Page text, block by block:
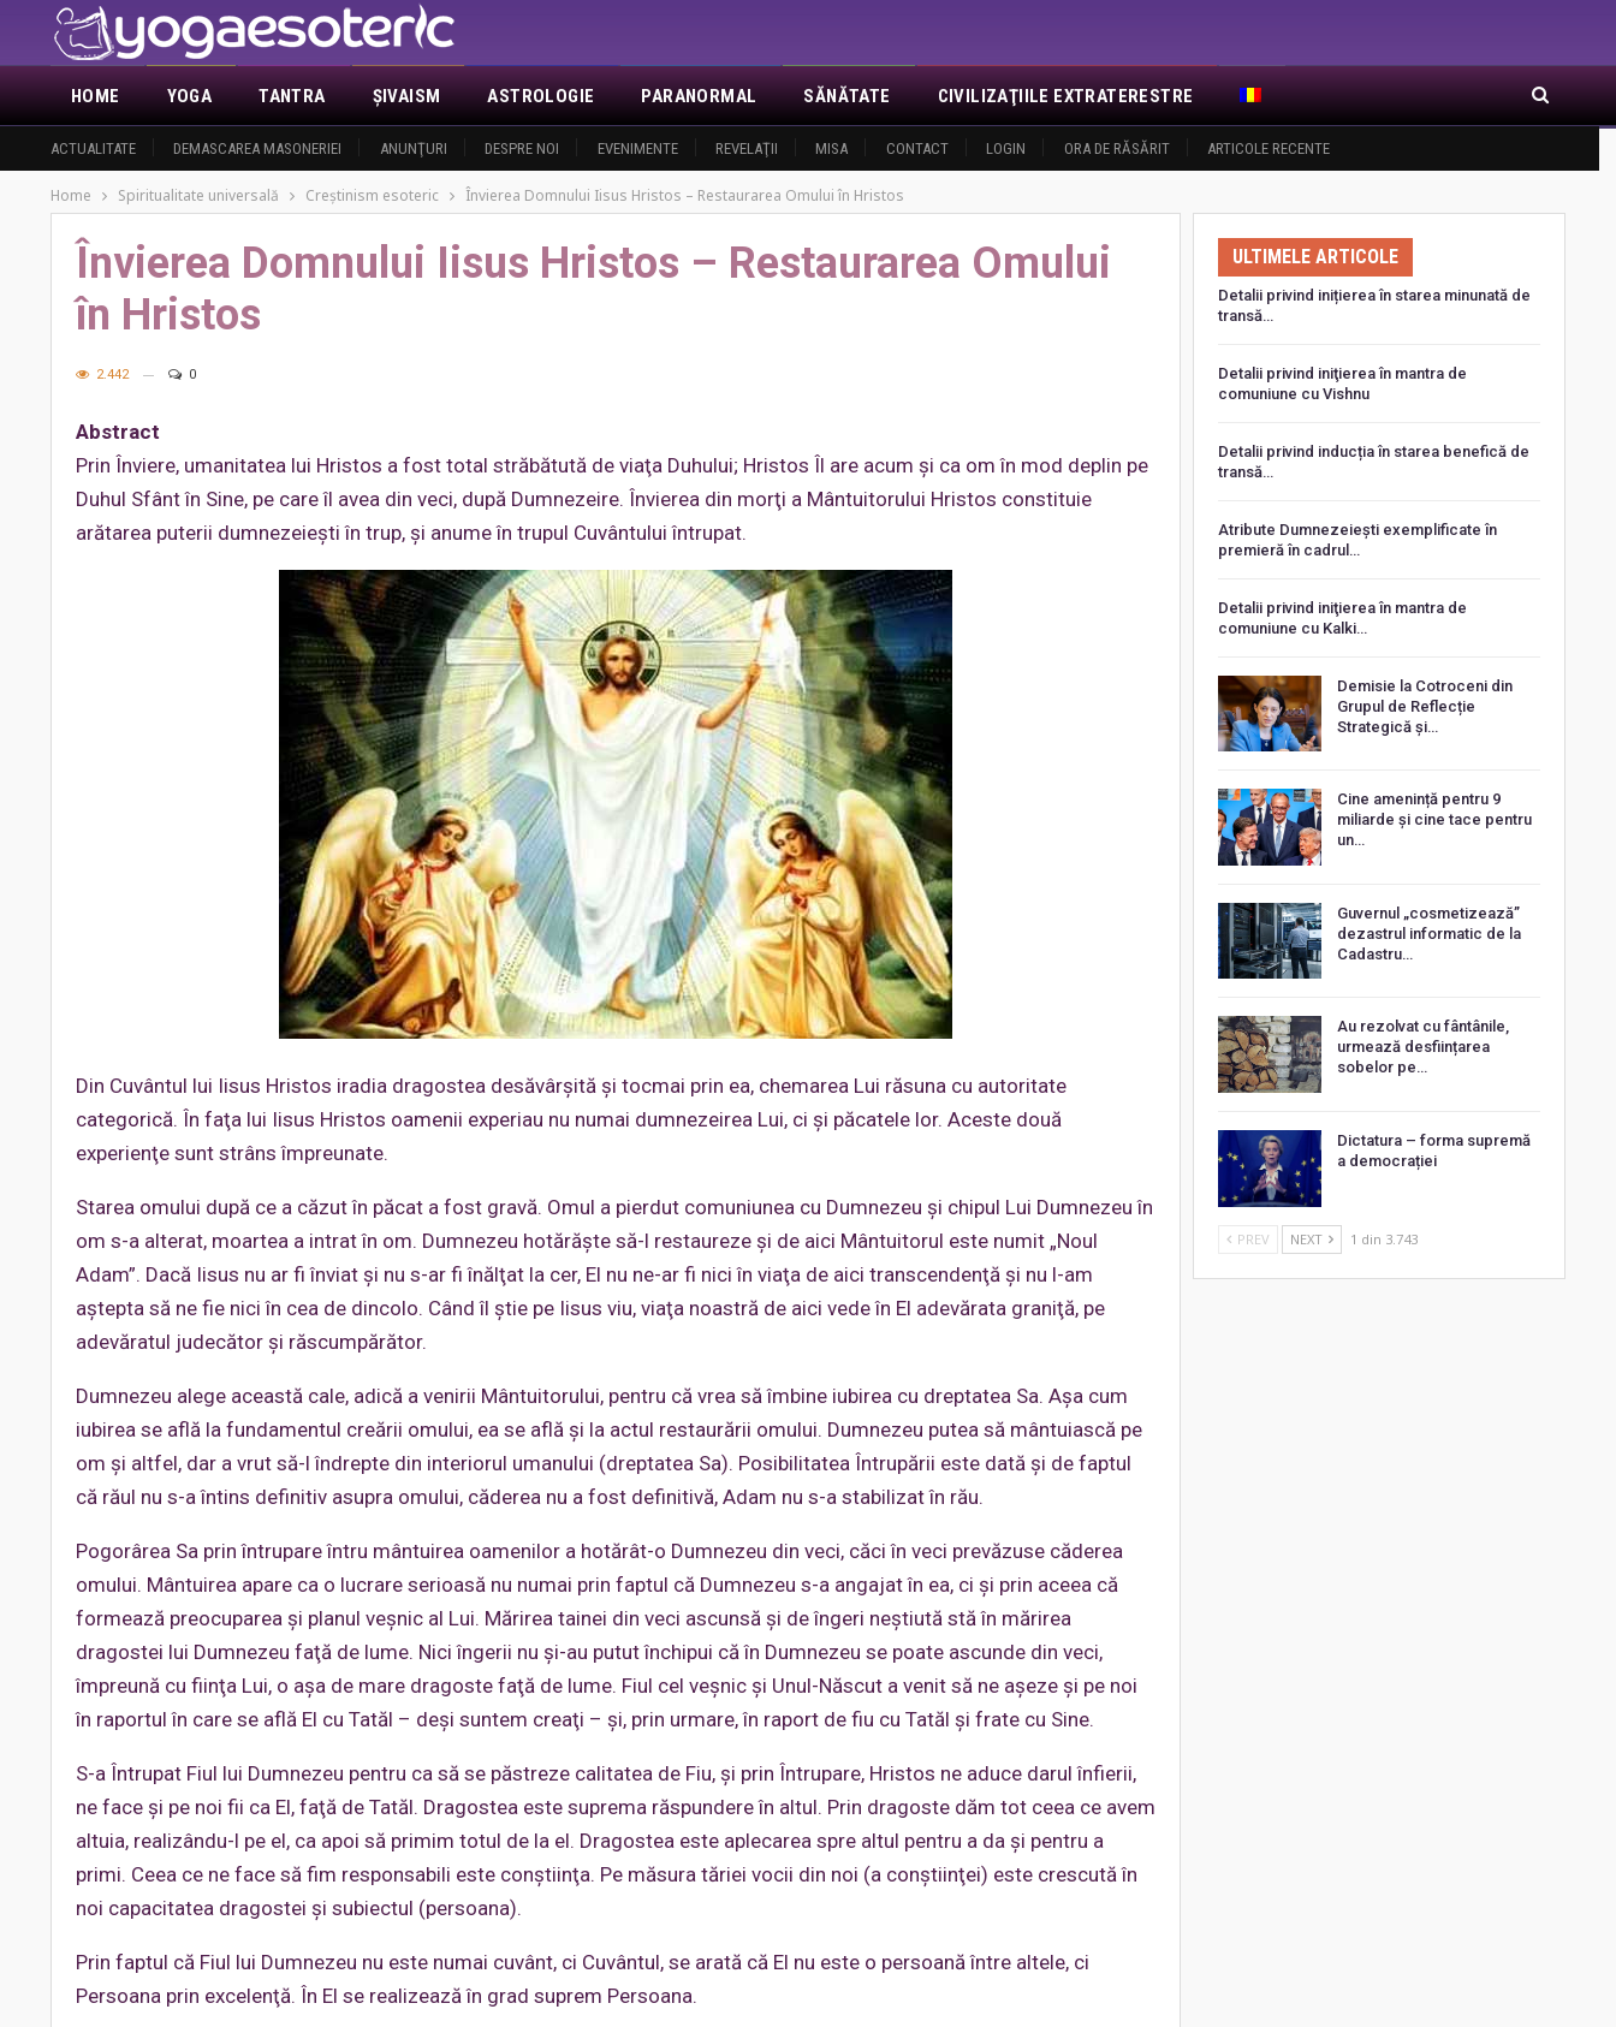
HOME
ACTUALITATE DEMASCAREA MASONERIEI ANUNŢURI DESPRE NOI EVENIMENTE REVELAŢII MISA CONTACT LOGIN ORA DE RĂSĂRIT ARTICOLE RECENTE
YOGA TANTRA ŞIVAISM ASTROLOGIE PARANORMAL SĂNĂTATE CIVILIZAŢIILE EXTRATERESTRE
Home Spiritualitate universală Creştinism esoteric Învierea Domnului Iisus Hristos – Restaurarea Omului în Hristos
Învierea Domnului Iisus Hristos – Restaurarea Omului
în Hristos
2.442 0
Abstract
Prin Înviere, umanitatea lui Hristos a fost total străbătută de viaţa Duhului; Hristos Îl are acum şi ca om în mod deplin pe
Duhul Sfânt în Sine, pe care îl avea din veci, după Dumnezeire. Învierea din morţi a Mântuitorului Hristos constituie
arătarea puterii dumnezeieşti în trup, şi anume în trupul Cuvântului întrupat.
Din Cuvântul lui Iisus Hristos iradia dragostea desăvârşită şi tocmai prin ea, chemarea Lui răsuna cu autoritate
categorică. În faţa lui Iisus Hristos oamenii experiau nu numai dumnezeirea Lui, ci şi păcatele lor. Aceste două
experienţe sunt strâns împreunate.
Starea omului după ce a căzut în păcat a fost gravă. Omul a pierdut comuniunea cu Dumnezeu şi chipul Lui Dumnezeu în
om s-a alterat, moartea a intrat în om. Dumnezeu hotărăşte să-l restaureze şi de aici Mântuitorul este numit „Noul
Adam”. Dacă Iisus nu ar fi înviat şi nu s-ar fi înălţat la cer, El nu ne-ar fi nici în viaţa de aici transcendenţă şi nu l-am
aştepta să ne fie nici în cea de dincolo. Când îl ştie pe Iisus viu, viaţa noastră de aici vede în El adevărata graniţă, pe
adevăratul judecător şi răscumpărător.
Dumnezeu alege această cale, adică a venirii Mântuitorului, pentru că vrea să îmbine iubirea cu dreptatea Sa. Aşa cum
iubirea se află la fundamentul creării omului, ea se află şi la actul restaurării omului. Dumnezeu putea să mântuiască pe
om şi altfel, dar a vrut să-l îndrepte din interiorul umanului (dreptatea Sa). Posibilitatea Întrupării este dată şi de faptul
că răul nu s-a întins definitiv asupra omului, căderea nu a fost definitivă, Adam nu s-a stabilizat în rău.
Pogorârea Sa prin întrupare întru mântuirea oamenilor a hotărât-o Dumnezeu din veci, căci în veci prevăzuse căderea
omului. Mântuirea apare ca o lucrare serioasă nu numai prin faptul că Dumnezeu s-a angajat în ea, ci şi prin aceea că
formează preocuparea şi planul veşnic al Lui. Mărirea tainei din veci ascunsă şi de îngeri neştiută stă în mărirea
dragostei lui Dumnezeu faţă de lume. Nici îngerii nu şi-au putut închipui că în Dumnezeu se poate ascunde din veci,
împreună cu fiinţa Lui, o aşa de mare dragoste faţă de lume. Fiul cel veşnic şi Unul-Născut a venit să ne aşeze şi pe noi
în raportul în care se află El cu Tatăl – deşi suntem creaţi – şi, prin urmare, în raport de fiu cu Tatăl şi frate cu Sine.
S-a Întrupat Fiul lui Dumnezeu pentru ca să se păstreze calitatea de Fiu, şi prin Întrupare, Hristos ne aduce darul înfierii,
ne face şi pe noi fii ca El, faţă de Tatăl. Dragostea este suprema răspundere în altul. Prin dragoste dăm tot ceea ce avem
altuia, realizându-l pe el, ca apoi să primim totul de la el. Dragostea este aplecarea spre altul pentru a da şi pentru a
primi. Ceea ce ne face să fim responsabili este conştiinţa. Pe măsura tăriei vocii din noi (a conştiinţei) este crescută în
noi capacitatea dragostei şi subiectul (persoana).
Prin faptul că Fiul lui Dumnezeu nu este numai cuvânt, ci Cuvântul, se arată că El nu este o persoană între altele, ci
Persoana prin excelenţă. În El se realizează în grad suprem Persoana.
ULTIMELE ARTICOLE
Detalii privind inițierea în starea minunată de
transă…
Detalii privind iniţierea în mantra de
comuniune cu Vishnu
Detalii privind inducția în starea benefică de
transă…
Atribute Dumnezeiești exemplificate în
premieră în cadrul…
Detalii privind iniţierea în mantra de
comuniune cu Kalki…
Demisie la Cotroceni din
Grupul de Reflecție
Strategică și…
Cine amenință pentru 9
miliarde și cine tace pentru
un…
Guvernul „cosmetizează”
dezastrul informatic de la
Cadastru…
Au rezolvat cu fântânile,
urmează desființarea
sobelor pe…
Dictatura – forma supremă
a democrației
PREV NEXT 1 din 3.743